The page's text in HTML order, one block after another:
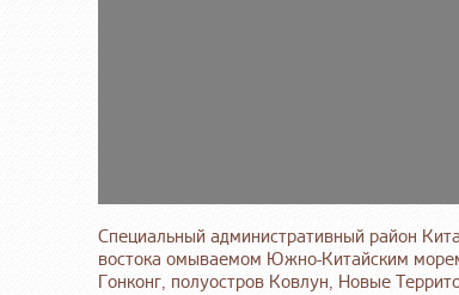
Специальный административный район
востока омываемом Южно-Китайским
Гонконг, полуостров Ковлун, Новые